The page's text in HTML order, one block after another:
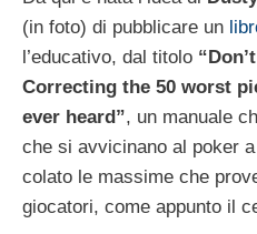
(in foto) di pubblicare un
l’educativo, dal titolo
Correcting the 50 worst
ever heard”, un manuale
che si avvicinano al poker
colato le massime che
giocatori, come appunto il